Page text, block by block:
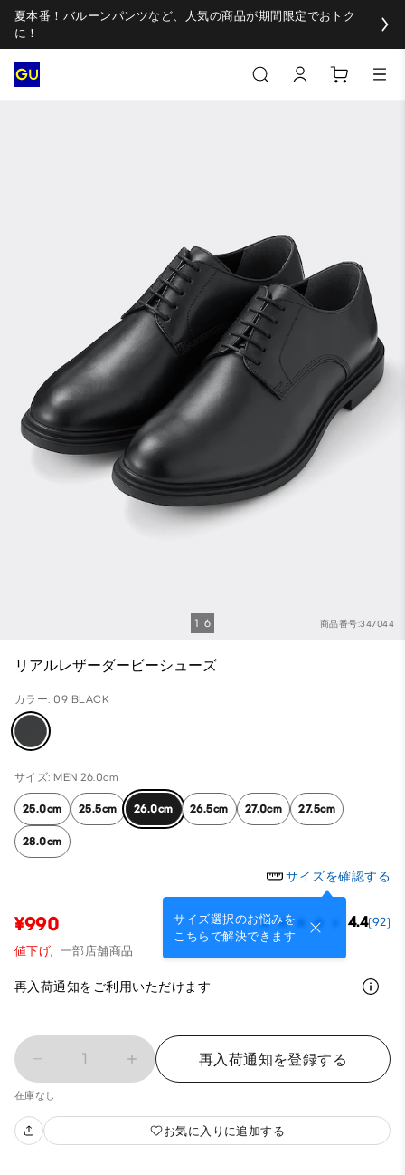
夏本番！バルーンパンツなど、人気の商品が期間限定でおトク
に！
商品番号:347044
1 6
リアルレザーダービーシューズ
カラー: 09 BLACK
サイズ: MEN 26.0cm
25.0cm 25.5cm 26.0cm 26.5cm 27.0cm 27.5cm
28.0cm
サイズを確認する
サイズ選択のお悩みを
こちらで解決できます
¥990 4.4(92)
値下げ, 一部店舗商品
再入荷通知をご利用いただけます
1 再入荷通知を登録する
在庫なし
お気に入りに追加する